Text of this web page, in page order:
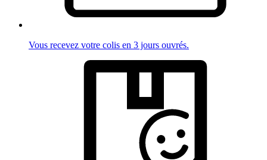
Vous recevez votre colis en 3 jours ouvrés.